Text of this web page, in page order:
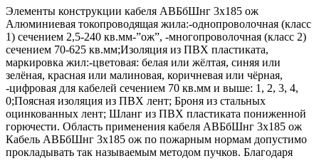
Элементы конструкции кабеля АВБбШнг 3х185 ож
Алюминиевая токопроводящая жила:-однопроволочная (класс
1) сечением 2,5-240 кв.мм-”ож”, -многопроволочная (класс 2)
сечением 70-625 кв.мм;Изоляция из ПВХ пластиката,
маркировка жил:-цветовая: белая или жёлтая, синяя или
зелёная, красная или малиновая, коричневая или чёрная,
-цифровая для кабелей сечением 70 кв.мм и выше: 1, 2, 3, 4,
0;Поясная изоляция из ПВХ лент; Броня из стальных
оцинкованных лент; Шланг из ПВХ пластиката пониженной
горючести. Область применения кабеля АВБбШнг 3х185 ож
Кабель АВБбШнг 3х185 ож по пожарным нормам допустимо
прокладывать так называемым методом пучков. Благодаря